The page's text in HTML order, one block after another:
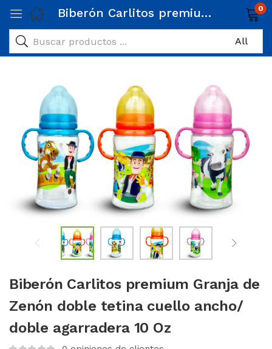
Biberón Carlitos premium Granja de Zenón doble tetina cuello ancho/ doble agarradera 10 Oz 0
Biberón Carlitos premium Granja de
Zenón doble tetina cuello ancho/
doble agarradera 10 Oz